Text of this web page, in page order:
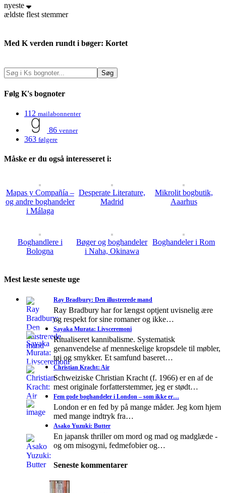
nyeste
ældste flest stemmer
Med K verden rundt i bøger: Kortet
Følg K's bognoter
112 mailabonnenter
86 venner
363 følgere
Måske er du også interesseret i:
Mapas y Compañía –
og andre boghandeler
i Málaga
Desperate Literature,
Madrid
Mikrolit bogbutik,
Aaarhus
Boghandlere i
Bologna
Bøger og boghandeler
i Naha, Okinawa
Boghandeler i Rom
Mest læste seneste uge
Ray Bradbury: Den illustrerede mand
Ray Bradbury har for længst optjent uvisnelig ære
og respekt for sine romaner og ikke…
Sayaka Murata: Livsceremoni
Ritualiseret kannibalisme. Systematisk
genanvendelse af menneskelige kropsdele til møbler,
tøj og smykker. Et samfund baseret…
Christian Kracht: Air
Schweiziske Christian Kracht (f. 1966) er en af de
mest originale forfatterstemmer, jeg er stødt…
Fem gode boghandeler i London – som ikke er…
London er en fed by på mange måder. Jeg kom hjem
med mange indtryk fra…
Asako Yuzuki: Butter
En japansk thriller om mord og mad og madglæde -
og om misogyni, fedmefobier og…
Seneste kommentarer